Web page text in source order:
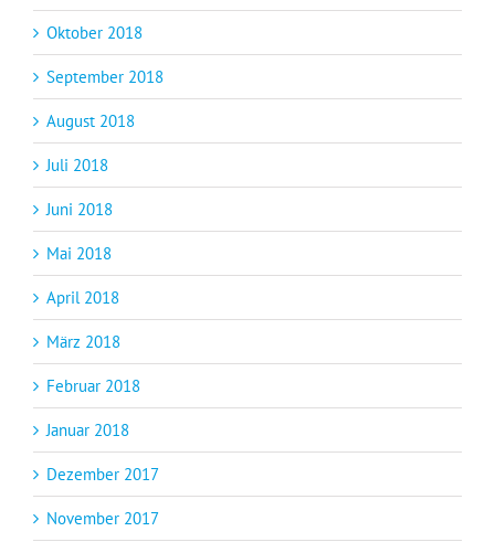
Oktober 2018
September 2018
August 2018
Juli 2018
Juni 2018
Mai 2018
April 2018
März 2018
Februar 2018
Januar 2018
Dezember 2017
November 2017